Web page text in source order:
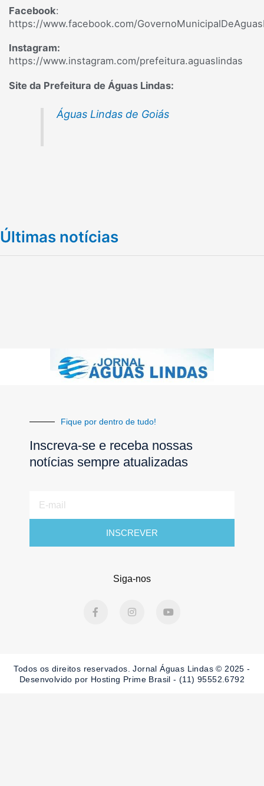
Facebook:
https://www.facebook.com/
Instagram:
https://www.instagram.com/prefeitura.aguaslindas
Site da Prefeitura de Águas Lindas:
Águas Lindas de Goiás
Últimas notícias
Fique por dentro de tudo!
Inscreva-se e receba nossas
notícias sempre atualizadas
mail
INSCREVER
Siga-nos
a
k
-
n
a
m
o
Todos os direitos reservados. Jornal Águas Lindas © 2025 -
Desenvolvido por Hosting Prime Brasil - (11) 95552.6792